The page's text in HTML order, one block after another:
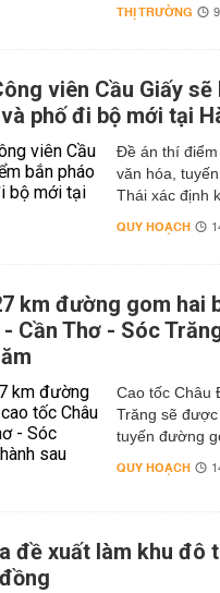
THỊ TRƯỜNG
viên Cầu Giấy sẽ
phố đi bộ mới tại
Đề án thí
văn hóa,
Thái xác định
QUY HOẠCH
km đường gom hai
Cần Thơ - Sóc
Cao tốc Châu
Trăng sẽ
tuyến đường
QUY HOẠCH
đề xuất làm khu đô